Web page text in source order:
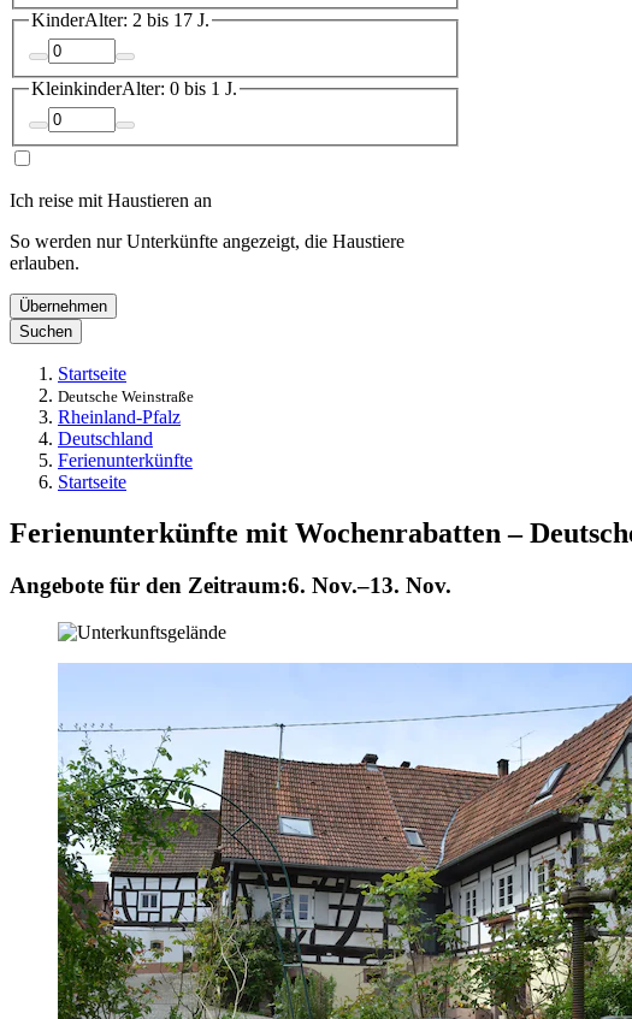
KinderAlter: 2 bis 17 J.
KleinkinderAlter: 0 bis 1 J.
Ich reise mit Haustieren an
So werden nur Unterkünfte angezeigt, die Haustiere
erlauben.
Übernehmen
Suchen
Startseite
Deutsche Weinstraße
Rheinland-Pfalz
Deutschland
Ferienunterkünfte
Startseite
Ferienunterkünfte mit Wochenrabatten –
Angebote für den Zeitraum:6. Nov.–13. Nov.